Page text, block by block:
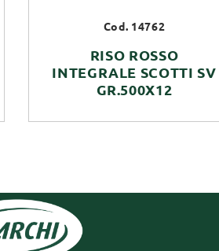
Cod. 14762
RISO ROSSO
INTEGRALE SCOTTI SV
GR.500X12